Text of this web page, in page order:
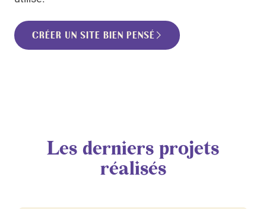
CRÉER UN SITE BIEN PENSÉ
Les derniers projets
réalisés